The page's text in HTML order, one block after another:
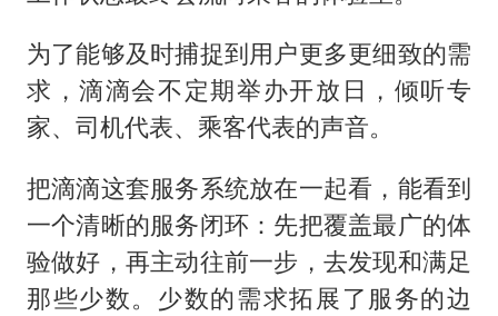
为了能够及时捕捉到用户更多更细致的需
求，滴滴会不定期举办开放日，倾听专
家、司机代表、乘客代表的声音。
把滴滴这套服务系统放在一起看，能看到
一个清晰的服务闭环：先把覆盖最广的体
验做好，再主动往前一步，去发现和满足
那些少数。少数的需求拓展了服务的边